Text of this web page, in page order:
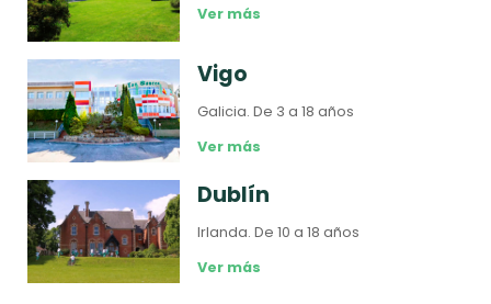
Ver más
Vigo
Galicia.De 3 a 18 años
Ver más
Dublín
Irlanda.De 10 a 18 años
Ver más